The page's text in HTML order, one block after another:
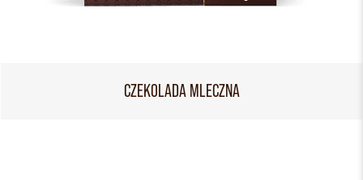
CZEKOLADA MLECZNA